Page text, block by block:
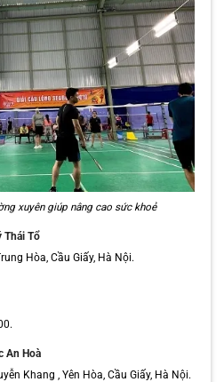
xuyên giúp nâng cao sức khoẻ
Thái Tổ
Hòa, Cầu Giấy, Hà Nội.
An Hoà
Khang , Yên Hòa, Cầu Giấy, Hà Nội.